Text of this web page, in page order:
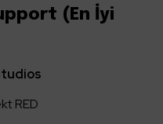
(En İyi
RED